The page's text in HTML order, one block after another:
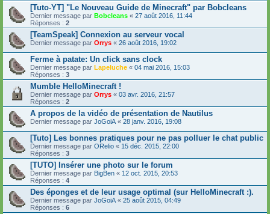
[Tuto-YT] "Le Nouveau Guide de Minecraft" par Bobcleans
Dernier message par Bobcleans « 27 août 2016, 11:44
Réponses : 2
[TeamSpeak] Connexion au serveur vocal
Dernier message par Orrys « 26 août 2016, 19:02
Ferme à patate: Un click sans clock
Dernier message par Lapeluche « 04 mai 2016, 15:03
Réponses : 3
Mumble HelloMinecraft !
Dernier message par Orrys « 03 avr. 2016, 21:57
Réponses : 2
A propos de la vidéo de présentation de Nautilus
Dernier message par JoGoiA « 28 janv. 2016, 19:08
[Tuto] Les bonnes pratiques pour ne pas polluer le chat public
Dernier message par ORelio « 15 déc. 2015, 22:00
Réponses : 3
[TUTO] Insérer une photo sur le forum
Dernier message par BigBen « 12 oct. 2015, 20:53
Réponses : 4
Des éponges et de leur usage optimal (sur HelloMinecraft :).
Dernier message par JoGoiA « 25 août 2015, 04:49
Réponses : 6